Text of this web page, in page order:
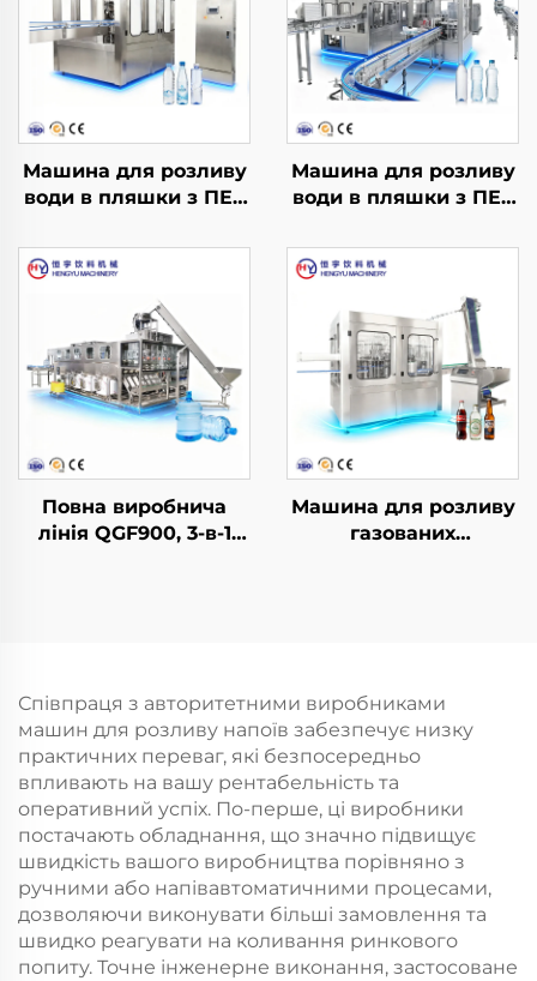
Машина для розливу
води в пляшки з ПЕТ
Машина для розливу
води в пляшки з ПЕТ
Повна виробнича
лінія QGF900, 3-в-1
Машина для розливу
газованих
Співпраця з авторитетними виробниками
машин для розливу напоїв забезпечує низку
практичних переваг, які безпосередньо
впливають на вашу рентабельність та
оперативний успіх. По-перше, ці виробники
постачають обладнання, що значно підвищує
швидкість вашого виробництва порівняно з
ручними або напівавтоматичними процесами,
дозволяючи виконувати більші замовлення та
швидко реагувати на коливання ринкового
попиту. Точне інженерне виконання, застосоване